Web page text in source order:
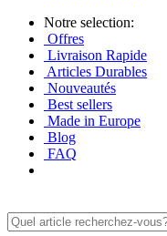
Notre selection:
Offres
Livraison Rapide
Articles Durables
Nouveautés
Best sellers
Made in Europe
Blog
FAQ